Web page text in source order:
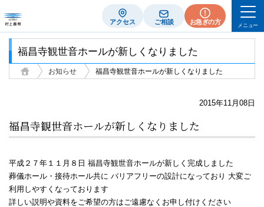
アクセス ご相談 お急ぎの方 メニュー
福昌寺観世音ホールが新しくなりました
お知らせ 福昌寺観世音ホールが新しくなりました
2015年11月08日
福昌寺観世音ホールが新しくなりました
平成２７年１１月８日 福昌寺観世音ホールが新しく完成しました
葬儀ホール・接待ホール共に バリアフリーの設計になっており 大変ご
利用しやすくなっております
詳しい説明や資料をご希望の方はご遠慮なくお申し付けください